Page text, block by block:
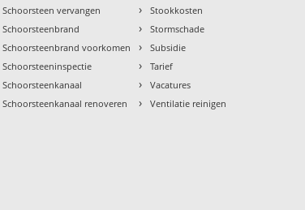
Schoorsteen vervangen
Schoorsteenbrand
Schoorsteenbrand voorkomen
Schoorsteeninspectie
Schoorsteenkanaal
Schoorsteenkanaal renoveren
› Stookkosten
› Stormschade
› Subsidie
› Tarief
› Vacatures
› Ventilatie reinigen